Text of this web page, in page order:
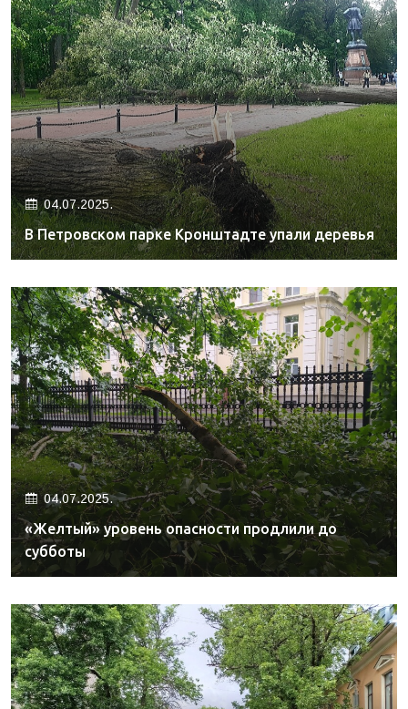
04.07.2025.
В Петровском парке Кронштадте упали деревья
04.07.2025.
«Желтый» уровень опасности продлили до
субботы